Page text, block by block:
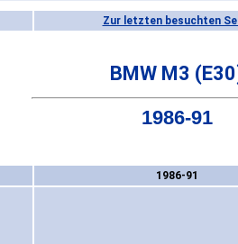
Zur letzten besuchten
BMW M3
1986-91
1986-91